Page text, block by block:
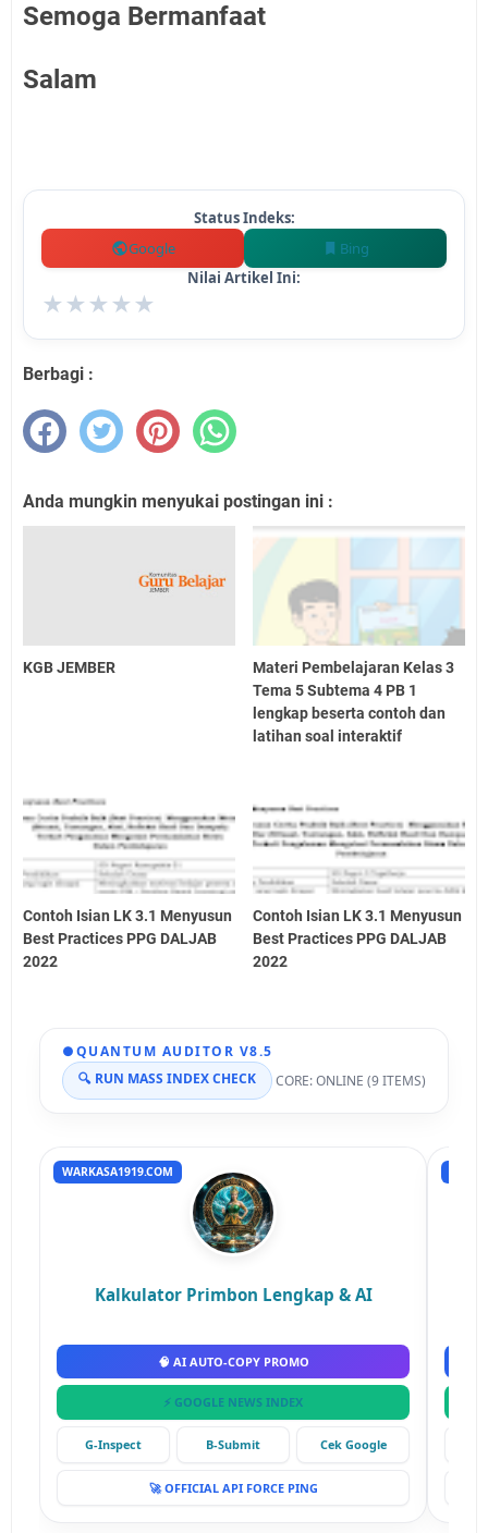
Semoga Bermanfaat
Salam
Status Indeks:
Google
Bing
Nilai Artikel Ini:
★★★★★
Berbagi :
Anda mungkin menyukai postingan ini :
KGB JEMBER
Materi Pembelajaran Kelas 3
Tema 5 Subtema 4 PB 1
lengkap beserta contoh dan
latihan soal interaktif
Contoh Isian LK 3.1 Menyusun
Best Practices PPG DALJAB
2022
Contoh Isian LK 3.1 Menyusun
Best Practices PPG DALJAB
2022
●QUANTUM AUDITOR V8.5
🔍 RUN MASS INDEX CHECK
CORE: ONLINE (9 ITEMS)
WARKASA1919.COM
Kalkulator Primbon Lengkap & AI
🧠 AI AUTO-COPY PROMO
⚡ GOOGLE NEWS INDEX
G-Inspect B-Submit Cek Google
🚀 OFFICIAL API FORCE PING